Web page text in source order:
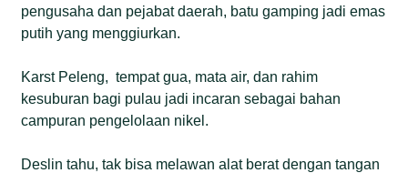
pengusaha dan pejabat daerah, batu gamping jadi emas
putih yang menggiurkan.
Karst Peleng, tempat gua, mata air, dan rahim
kesuburan bagi pulau jadi incaran sebagai bahan
campuran pengelolaan nikel.
Deslin tahu, tak bisa melawan alat berat dengan tangan